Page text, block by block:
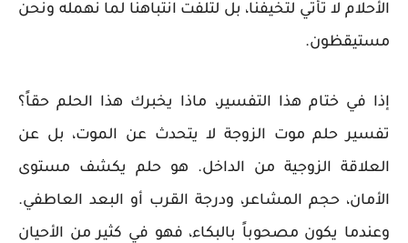
الأحلام لا تأتي لتخيفنا، بل لتلفت انتباهنا لما نهمله ونحن
مستيقظون.
إذا في ختام هذا التفسير، ماذا يخبرك هذا الحلم حقاً؟
تفسير حلم موت الزوجة لا يتحدث عن الموت، بل عن
العلاقة الزوجية من الداخل. هو حلم يكشف مستوى
الأمان، حجم المشاعر، ودرجة القرب أو البعد العاطفي.
وعندما يكون مصحوباً بالبكاء، فهو في كثير من الأحيان